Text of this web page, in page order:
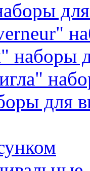
наборы
для